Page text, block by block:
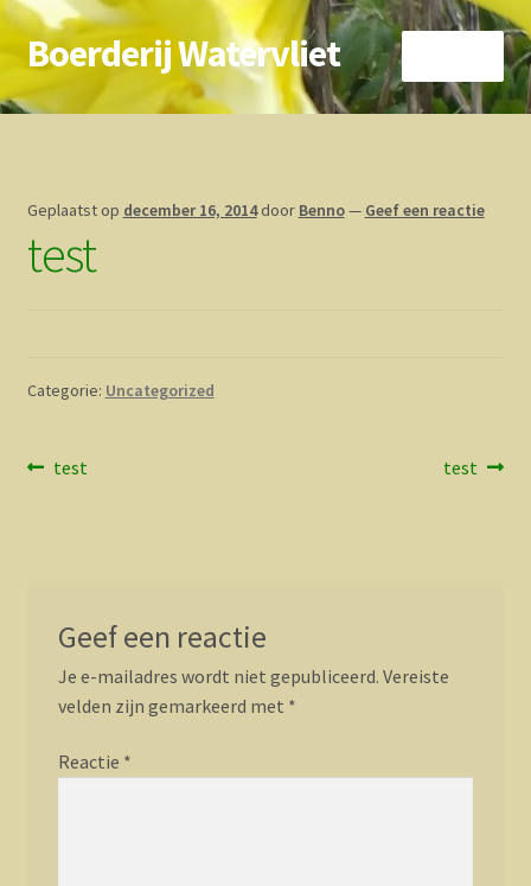
Ga
door
naar
Ga
direct
naar
Boerderij Watervliet
Home
Biokoe
Geplaatst op december 16, 2014 door Benno— Geef een reactie
test
Categorie: Uncategorized
Bericht
Vorig
test
Volgend
test
Geef een reactie
Je e-mailadres wordt niet gepubliceerd. Vereiste
velden zijn gemarkeerd met *
Reactie *